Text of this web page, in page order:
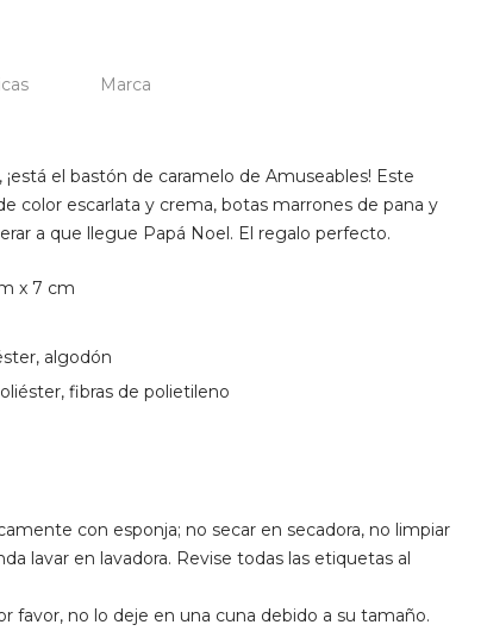
Marca
el bastón de caramelo de Amuseables! Este
color escarlata y crema, botas marrones de pana y
a que llegue Papá Noel. El regalo perfecto.
x 7 cm
algodón
fibras de polietileno
con esponja; no secar en secadora, no limpiar
lavar en lavadora. Revise todas las etiquetas al
favor, no lo deje en una cuna debido a su tamaño.